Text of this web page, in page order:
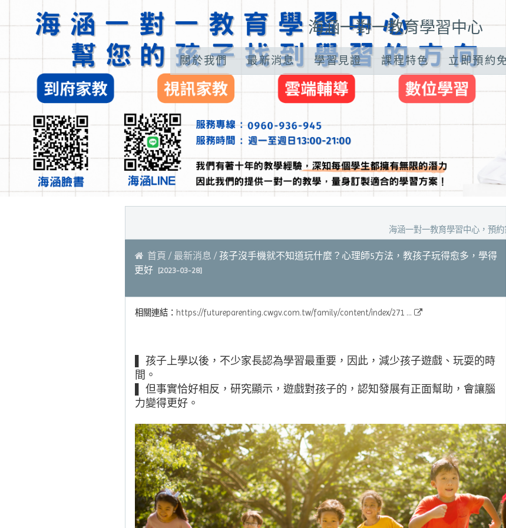
海涵一對一教育學習中心
關於我們 最新消息 學習見證 課程特色 立即預約
海涵一對一教育學習中心，預約家
首頁 最新消息
孩子沒手機就不知道玩什麼？心理師5方法，教孩子玩得愈多，學得
更好 [2023-03-28]
相關連結： https://futureparenting.cwgv.com.tw/family/content/index/271 ...
▌ 孩子上學以後，不少家長認為學習最重要，因此，減少孩子遊戲、玩耍的時
間。
▌ 但事實恰好相反，研究顯示，遊戲對孩子的，認知發展有正面幫助，會讓腦
力變得更好。